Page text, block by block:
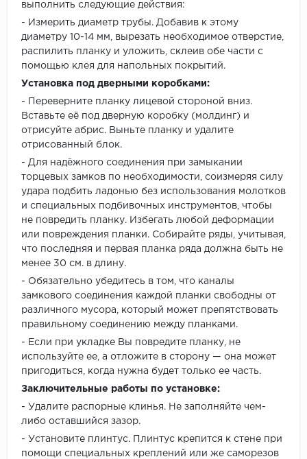
выполнить следующие действия:
- Измерить диаметр трубы. Добавив к этому
диаметру 10-14 мм, вырезать необходимое отверстие,
распилить планку и уложить, склеив обе части с
помощью клея для напольных покрытий.
Установка под дверными коробками:
- Переверните планку лицевой стороной вниз.
Вставьте её под дверную коробку (молдинг) и
отрисуйте абрис. Выньте планку и удалите
отрисованный блок.
- Для надёжного соединения при замыкании
торцевых замков по необходимости, соизмеряя силу
удара подбить ладонью без использования молотков
и специальных подбивочных инструментов, чтобы
не повредить планку. Избегать любой деформации
или повреждения планки. Собирайте ряды, учитывая,
что последняя и первая планка ряда должна быть не
менее 30 см. в длину.
- Обязательно убедитесь в том, что каналы
замкового соединения каждой планки свободны от
различного мусора, который может препятствовать
правильному соединению между планками.
- Если при укладке Вы повредите планку, не
используйте ее, а отложите в сторону — она может
пригодиться, когда нужна будет только ее часть.
Заключительные работы по установке:
- Удалите распорные клинья. Не заполняйте чем-
либо оставшийся зазор.
- Установите плинтус. Плинтус крепится к стене при
помощи специальных креплений или же саморезов